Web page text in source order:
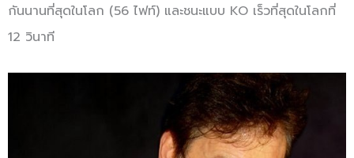
กันนานที่สุดในโลก (56 ไฟท์) และชนะแบบ KO เร็วที่สุดในโลกที่
12 วินาที